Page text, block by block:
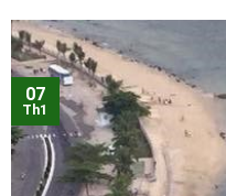
07
Th1